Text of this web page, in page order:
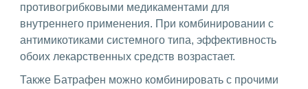
противогрибковыми медикаментами для
внутреннего применения. При комбинировании с
антимикотиками системного типа, эффективность
обоих лекарственных средств возрастает.
Также Батрафен можно комбинировать с прочими